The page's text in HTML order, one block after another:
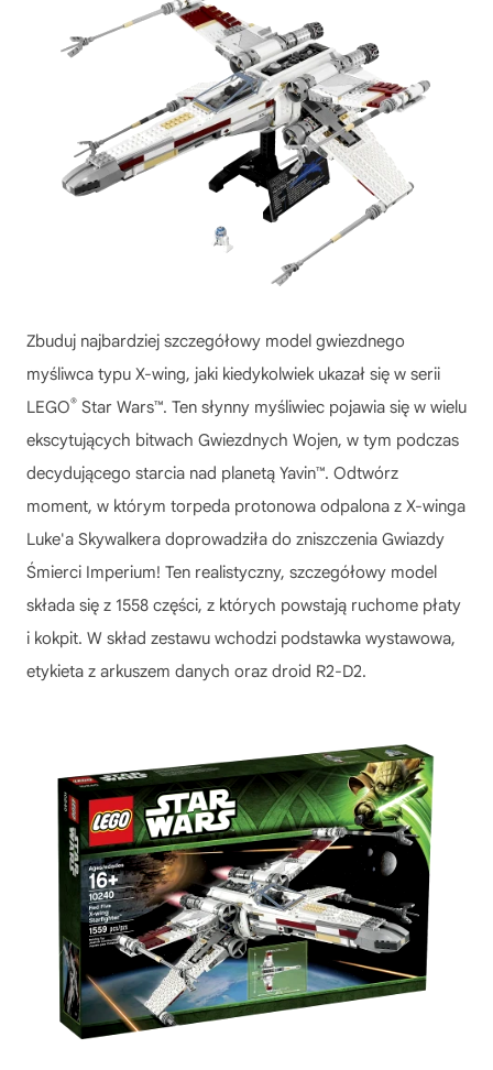
Zbuduj najbardziej szczegółowy model gwiezdnego
myśliwca typu X-wing, jaki kiedykolwiek ukazał się w serii
LEGO® Star Wars™. Ten słynny myśliwiec pojawia się w wielu
ekscytujących bitwach Gwiezdnych Wojen, w tym podczas
decydującego starcia nad planetą Yavin™. Odtwórz
moment, w którym torpeda protonowa odpalona z X-winga
Luke'a Skywalkera doprowadziła do zniszczenia Gwiazdy
Śmierci Imperium! Ten realistyczny, szczegółowy model
składa się z 1558 części, z których powstają ruchome płaty
i kokpit. W skład zestawu wchodzi podstawka wystawowa,
etykieta z arkuszem danych oraz droid R2-D2.